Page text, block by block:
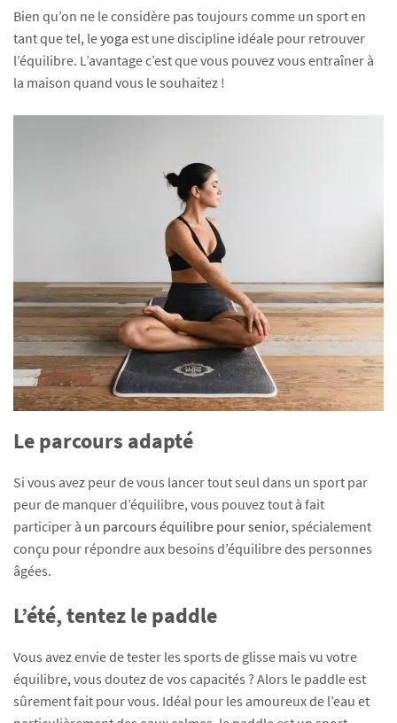
Bien qu’on ne le considère pas toujours comme un sport en
tant que tel, leyoga est une discipline idéale pour retrouver
l’équilibre. L’avantage c’est que vous pouvez vous entraîner à
la maison quand vous le souhaitez !
Le parcours adapté
Si vous avez peur de vous lancer tout seul dans un sport par
peur de manquer d’équilibre, vous pouvez tout à fait
participer à un parcours équilibre pour senior, spécialement
conçu pour répondre aux besoins d’équilibre des personnes
âgées.
L’été, tentez le paddle
Vous avez envie de tester les sports de glisse mais vu votre
équilibre, vous doutez de vos capacités ? Alors le paddle est
sûrement fait pour vous. Idéal pour les amoureux de l’eau et